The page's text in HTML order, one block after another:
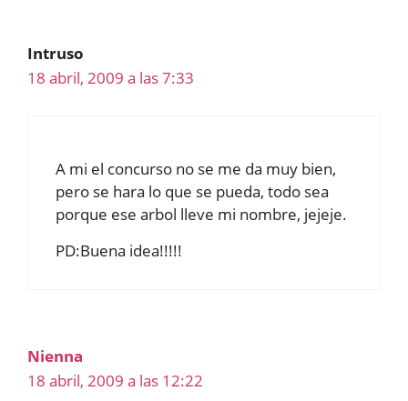
Intruso
18 abril, 2009 a las 7:33
A mi el concurso no se me da muy bien,
pero se hara lo que se pueda, todo sea
porque ese arbol lleve mi nombre, jejeje.
PD:Buena idea!!!!!
Nienna
18 abril, 2009 a las 12:22